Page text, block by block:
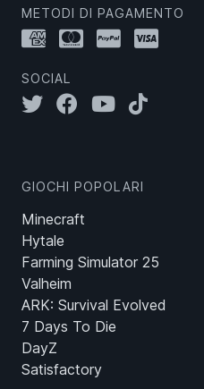
METODI DI PAGAMENTO
SOCIAL
GIOCHI POPOLARI
Minecraft
Hytale
Farming Simulator 25
Valheim
ARK: Survival Evolved
7 Days To Die
DayZ
Satisfactory